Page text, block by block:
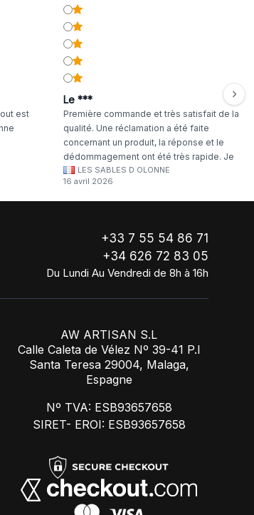
est
Le ***
Première commande et très satisfait de la
qualité. Une réclamation a été faite
concernant un produit, la réponse et le
dédommagement ont été très rapide. Je
continuerai à commander chez WA Artisan
!
LES SABLES D OLONNE
16 avril 2026
+33 7 55 54 86 71
+34 626 72 83 05
Du Lundi Au Vendredi de 8h à 16h
AW ARTISAN S.L
Calle Caleta de Vélez Nº 39-41 P.I
Santa Teresa 29004, Malaga,
Espagne
Nº TVA: ESB93657658
SIRET- EROI: ESB93657658